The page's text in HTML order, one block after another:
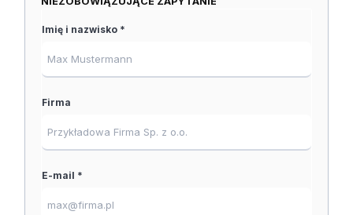
Imię i nazwisko *
Firma
E-mail *